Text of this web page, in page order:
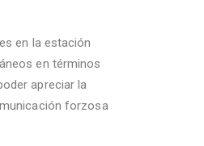
en la estación
en términos
apreciar la
forzosa